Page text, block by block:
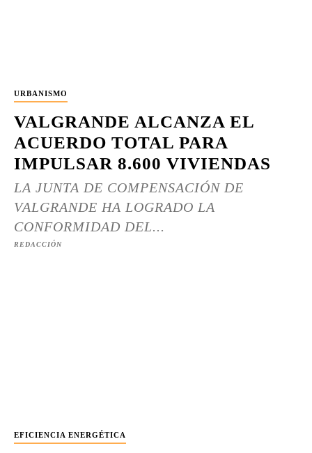
URBANISMO
VALGRANDE ALCANZA EL
ACUERDO TOTAL PARA
IMPULSAR 8.600 VIVIENDAS
LA JUNTA DE COMPENSACIÓN DE
VALGRANDE HA LOGRADO LA
CONFORMIDAD DEL...
REDACCIÓN
EFICIENCIA ENERGÉTICA